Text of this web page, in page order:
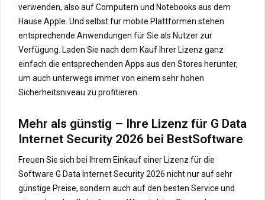
verwenden, also auf Computern und Notebooks aus dem
Hause Apple. Und selbst für mobile Plattformen stehen
entsprechende Anwendungen für Sie als Nutzer zur
Verfügung. Laden Sie nach dem Kauf Ihrer Lizenz ganz
einfach die entsprechenden Apps aus den Stores herunter,
um auch unterwegs immer von einem sehr hohen
Sicherheitsniveau zu profitieren.
Mehr als günstig – Ihre Lizenz für G Data
Internet Security 2026 bei BestSoftware
Freuen Sie sich bei Ihrem Einkauf einer Lizenz für die
Software G Data Internet Security 2026 nicht nur auf sehr
günstige Preise, sondern auch auf den besten Service und